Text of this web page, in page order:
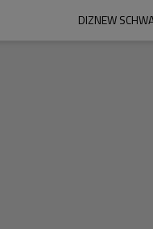
DIZNEW